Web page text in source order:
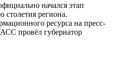
начался этап
столетия региона.
ресурса на пресс-
провёл губернатор